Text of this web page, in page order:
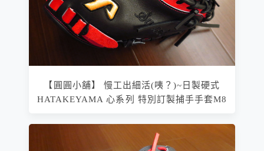
【圓圓小舖】 慢工出細活(咦？)~日製硬式
HATAKEYAMA 心系列 特別訂製捕手手套M8